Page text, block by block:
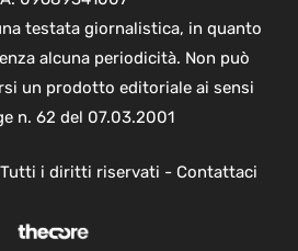
testata giornalistica, in quanto
alcuna periodicità. Non può
un prodotto editoriale ai sensi
n. 62 del 07.03.2001
i diritti riservati - Contattaci